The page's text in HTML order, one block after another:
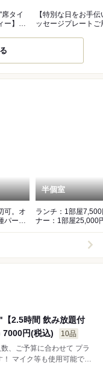
タイ
ー】承
【特別な日をお手
ッセージプレートご
可。オ
パーテ
半個室
ランチ：1部屋7,500円
ナー：1部屋25,000
2.5時間 飲み放題付
7000円(税込)
10品
で